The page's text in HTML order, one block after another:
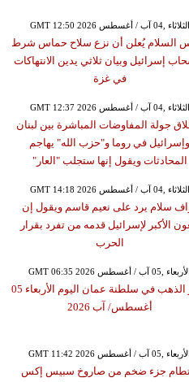
GMT 12:50 2026 الثلاثاء ,04 آب / أغسطس
السلام يُعلن أن نزع سلاح حماس شرط
إسرائيل وبيان ثلاثي يدين الانتهاكات
في غزة
GMT 12:37 2026 الثلاثاء ,04 آب / أغسطس
جولة المفاوضات المباشرة بين لبنان
وإسرائيل في روما و"حزب الله" يهاجم
المحادثات ويقول إنها ستجلب "العار"
GMT 14:18 2026 الثلاثاء ,04 آب / أغسطس
سلام يرد على نعيم قاسم ويقول إن
الأكبر لإسرائيل قدمه من تفرد بقرار
الحرب
GMT 06:35 2026 الأربعاء ,05 آب / أغسطس
سعر الذهب في سلطنة عمان اليوم الأربعاء 05
أغسطس/ آب 2026
GMT 11:42 2026 الأربعاء ,05 آب / أغسطس
جزء ضخم من صاروخ سبيس إكس